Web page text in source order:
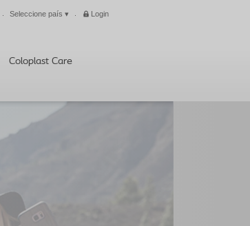
Seleccione país ▾ Login
Coloplast Care